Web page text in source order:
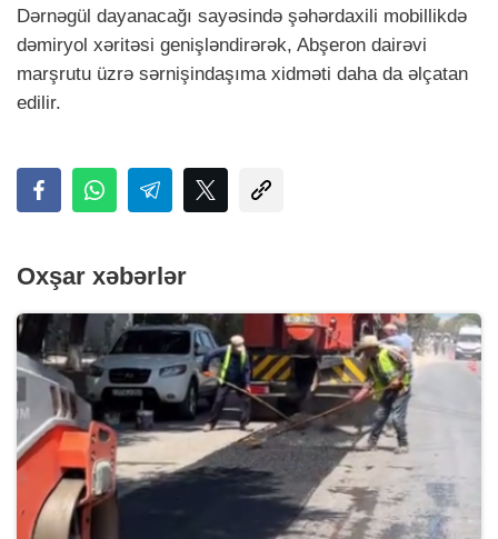
Dərnəgül dayanacağı sayəsində şəhərdaxili mobillikdə
dəmiryol xəritəsi genişləndirərək, Abşeron dairəvi
marşrutu üzrə sərnişindaşıma xidməti daha da əlçatan
edilir.
Oxşar xəbərlər